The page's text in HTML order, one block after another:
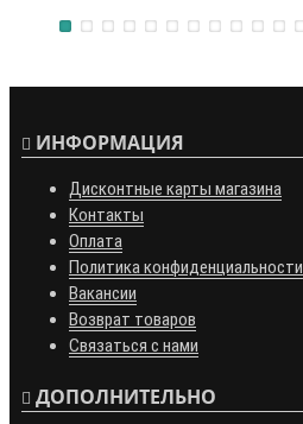
ИНФОРМАЦИЯ
Дисконтные карты магазина
Контакты
Оплата
Политика конфиденциальности
Вакансии
Возврат товаров
Связаться с нами
ДОПОЛНИТЕЛЬНО